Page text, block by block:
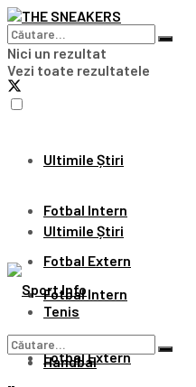
Nici un rezultat
Vezi toate rezultatele
Ultimile Știri
Fotbal Intern
Fotbal Extern
Tenis
Handbal
Ultimile Știri
Fotbal Intern
Fotbal Extern